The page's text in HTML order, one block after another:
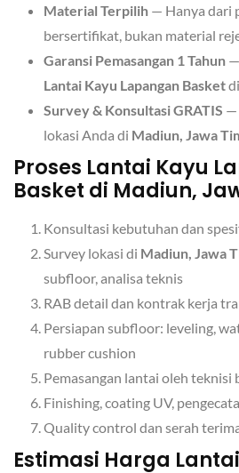
Material Terpilih — Hanya dari
bersertifikat, bukan material
Garansi Pemasangan 1 Tahun
Lantai Kayu Lapangan Basket
Survey & Konsultasi GRATIS —
lokasi Anda di Madiun, Jawa
Proses Lantai Kayu
Basket di Madiun,
Konsultasi kebutuhan dan
Survey lokasi di Madiun, Jawa
subfloor, analisa teknis
RAB detail dan kontrak kerja
Persiapan subfloor: leveling,
rubber cushion
Pemasangan lantai oleh
Finishing, coating UV,
Quality control dan serah
Estimasi Harga